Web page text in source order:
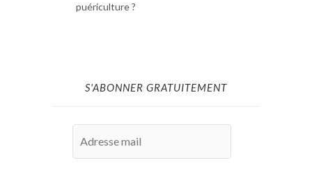
puériculture ?
S'ABONNER GRATUITEMENT